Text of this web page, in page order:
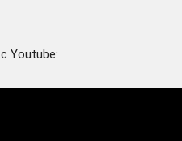
с Youtube: